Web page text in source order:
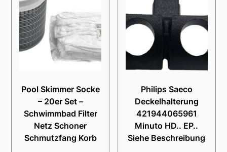
Pool Skimmer Socke
– 20er Set –
Schwimmbad Filter
Netz Schoner
Schmutzfang Korb
Philips Saeco
Deckelhalterung
421944065961
Minuto HD.. EP..
Siehe Beschreibung